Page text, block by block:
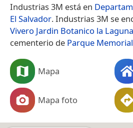
Industrias 3M está en
El Salvador. Industrias 3M se
Vivero Jardin Botanico la Laguna
cementerio de Parque
Mapa
Mapa foto